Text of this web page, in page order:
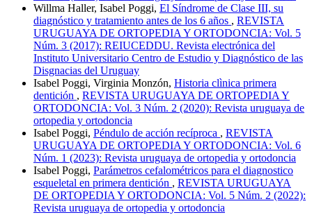
Willma Haller, Isabel Poggi, El Síndrome de Clase III, su
diagnóstico y tratamiento antes de los 6 años , REVISTA
URUGUAYA DE ORTOPEDIA Y ORTODONCIA: Vol. 5
Núm. 3 (2017): REIUCEDDU. Revista electrónica del
Instituto Universitario Centro de Estudio y Diagnóstico de las
Disgnacias del Uruguay
Isabel Poggi, Virginia Monzón, Historia clìnica primera
dentición , REVISTA URUGUAYA DE ORTOPEDIA Y
ORTODONCIA: Vol. 3 Núm. 2 (2020): Revista uruguaya de
ortopedia y ortodoncia
Isabel Poggi, Péndulo de acción recíproca , REVISTA
URUGUAYA DE ORTOPEDIA Y ORTODONCIA: Vol. 6
Núm. 1 (2023): Revista uruguaya de ortopedia y ortodoncia
Isabel Poggi, Parámetros cefalométricos para el diagnostico
esqueletal en primera dentición , REVISTA URUGUAYA
DE ORTOPEDIA Y ORTODONCIA: Vol. 5 Núm. 2 (2022):
Revista uruguaya de ortopedia y ortodoncia